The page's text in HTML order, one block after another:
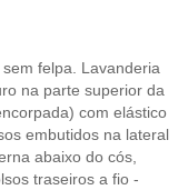
felpa. Lavanderia
na parte superior da
com elástico
embutidos na lateral
abaixo do cós,
traseiros a fio -